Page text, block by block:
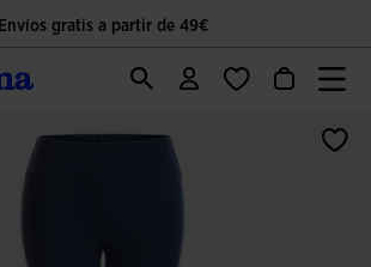
Envíos gratis a partir de 49€